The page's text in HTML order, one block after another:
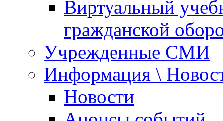
Виртуальный
гражданской
Учрежденные СМИ
Информация \
Новости